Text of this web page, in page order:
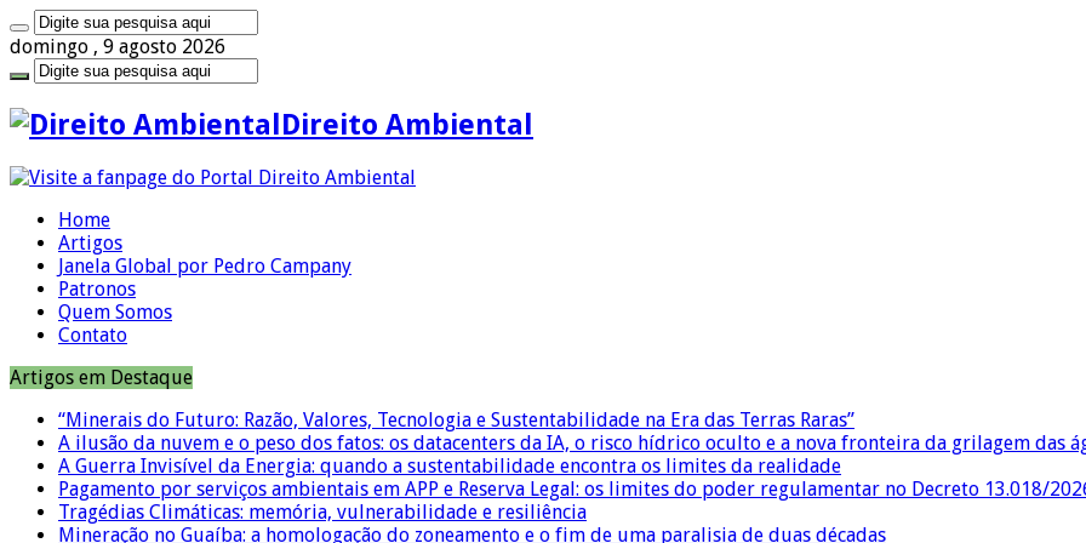
domingo , 9 agosto 2026
Direito Ambiental
Home
Artigos
Janela Global por Pedro Campany
Patronos
Quem Somos
Contato
Artigos em Destaque
“Minerais do Futuro: Razão, Valores, Tecnologia e Sustentabilidade na Era das Terras Raras”
A ilusão da nuvem e o peso dos fatos: os datacenters da IA, o risco hídrico oculto e a nova fronteira da grilagem das
A Guerra Invisível da Energia: quando a sustentabilidade encontra os limites da realidade
Pagamento por serviços ambientais em APP e Reserva Legal: os limites do poder regulamentar no Decreto 13.018/
Tragédias Climáticas: memória, vulnerabilidade e resiliência
Mineração no Guaíba: a homologação do zoneamento e o fim de uma paralisia de duas décadas